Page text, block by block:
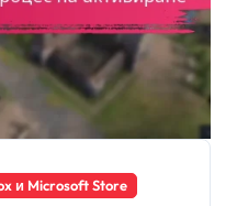
и Microsoft Store